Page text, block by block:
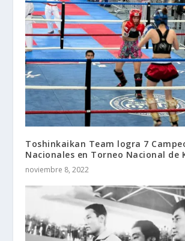
Toshinkaikan Team logra 7
Nacionales en Torneo Nacional de
noviembre 8, 2022